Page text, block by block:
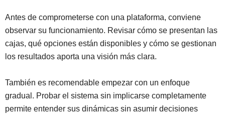
Antes de comprometerse con una plataforma, conviene
observar su funcionamiento. Revisar cómo se presentan las
cajas, qué opciones están disponibles y cómo se gestionan
los resultados aporta una visión más clara.
También es recomendable empezar con un enfoque
gradual. Probar el sistema sin implicarse completamente
permite entender sus dinámicas sin asumir decisiones